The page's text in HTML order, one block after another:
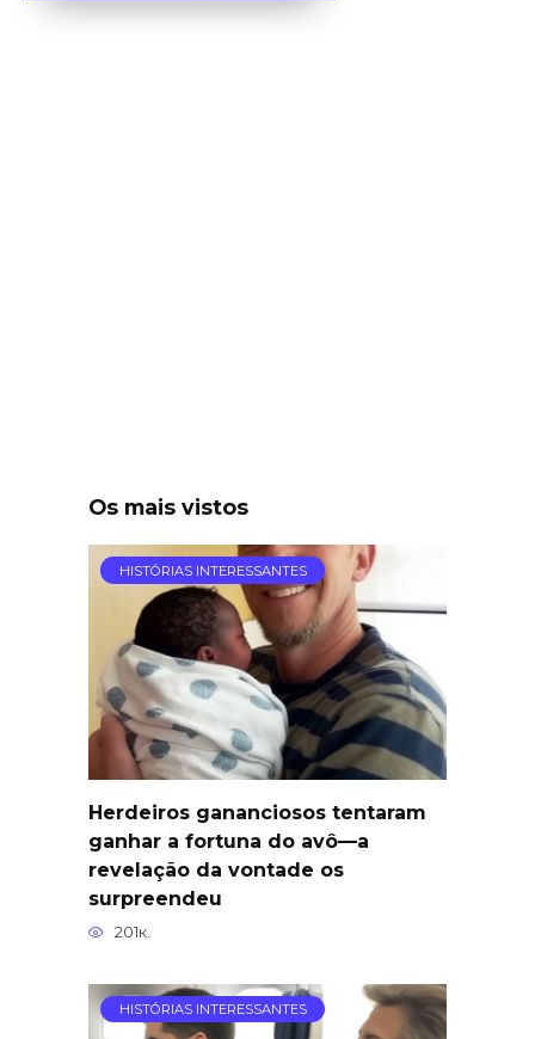
Os mais vistos
HISTÓRIAS INTERESSANTES
Herdeiros gananciosos tentaram
ganhar a fortuna do avô—a
revelação da vontade os
surpreendeu
201к.
HISTÓRIAS INTERESSANTES